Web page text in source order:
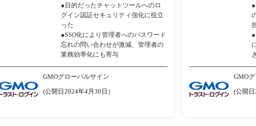
●目的だったチャットツールへのロ
グイン認証セキュリティ強化に役立
った
●SSO化により管理者へのパスワード
忘れの問い合わせが激減、管理者の
業務効率化にも寄与
GMOグローバルサイン
(公開日2024年4月30日）
GMO
(公開日